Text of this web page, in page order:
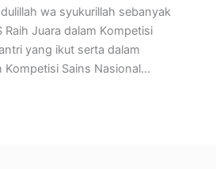
wa syukurillah sebanyak
Raih Juara dalam Kompetisi
yang ikut serta dalam
Kompetisi Sains Nasional…